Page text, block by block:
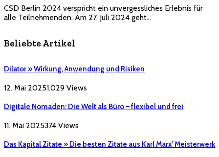
CSD Berlin 2024 verspricht ein unvergessliches Erlebnis für
alle Teilnehmenden. Am 27. Juli 2024 geht…
Beliebte Artikel
Dilator » Wirkung, Anwendung und Risiken
12. Mai 20251.029 Views
Digitale Nomaden: Die Welt als Büro – flexibel und frei
11. Mai 2025374 Views
Das Kapital Zitate » Die besten Zitate aus Karl Marx’ Meisterwerk